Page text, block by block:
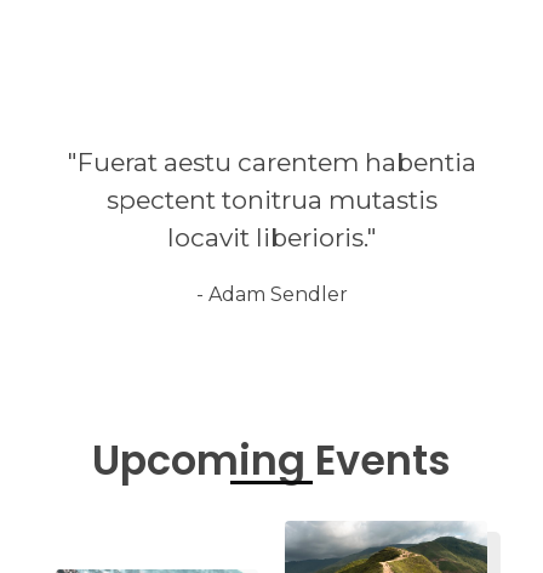
"Fuerat aestu carentem habentia
spectent tonitrua mutastis
locavit liberioris."
- Adam Sendler
Upcoming Events